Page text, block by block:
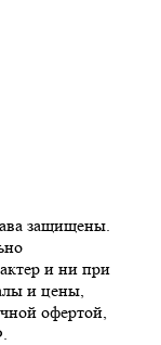
защищены.
и ни при
и цены,
офертой,